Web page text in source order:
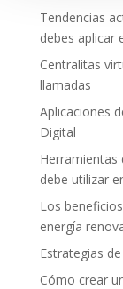
Tendencias
debes aplicar
Centralitas
llamadas
Aplicaciones
Digital
Herramientas
debe utilizar
Los
energía
Estrategias
Cómo crear